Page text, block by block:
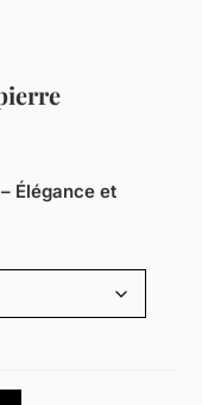
Élégance et